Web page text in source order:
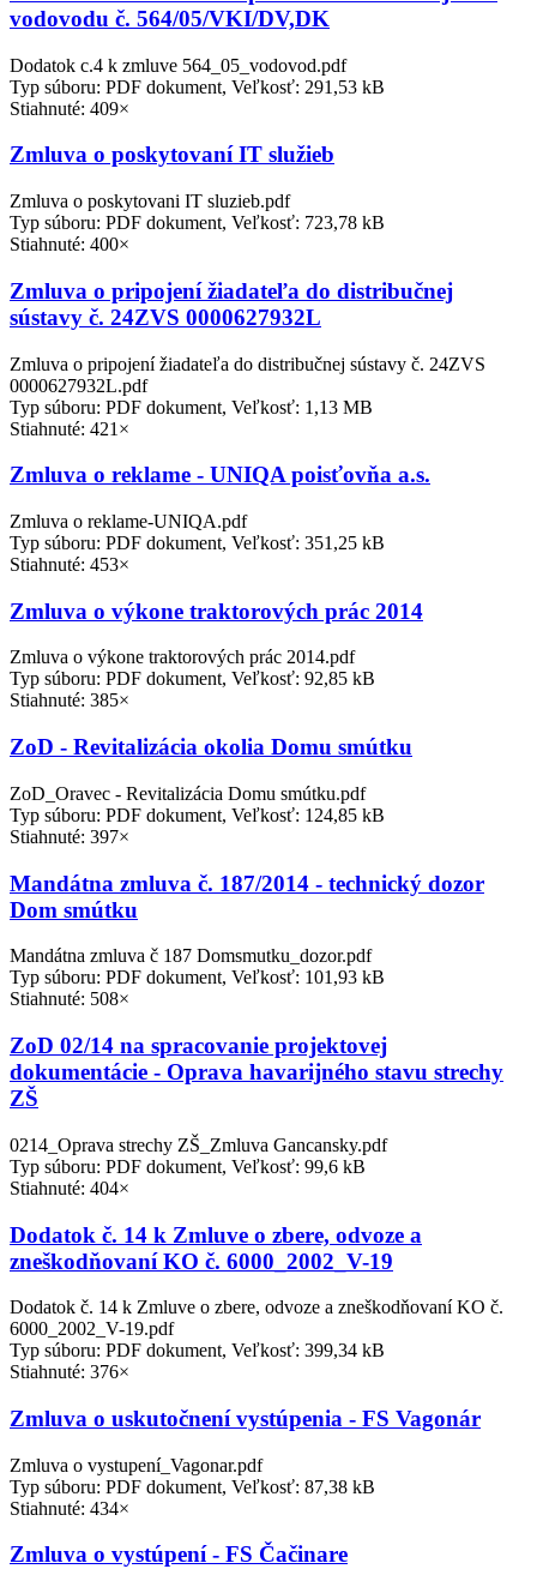
vodovodu č. 564/05/VKI/DV,DK
Dodatok c.4 k zmluve 564_05_vodovod.pdf
Typ súboru: PDF dokument, Veľkosť: 291,53 kB
Stiahnuté: 409×
Zmluva o poskytovaní IT služieb
Zmluva o poskytovani IT sluzieb.pdf
Typ súboru: PDF dokument, Veľkosť: 723,78 kB
Stiahnuté: 400×
Zmluva o pripojení žiadateľa do distribučnej
sústavy č. 24ZVS 0000627932L
Zmluva o pripojení žiadateľa do distribučnej sústavy č. 24ZVS
0000627932L.pdf
Typ súboru: PDF dokument, Veľkosť: 1,13 MB
Stiahnuté: 421×
Zmluva o reklame - UNIQA poisťovňa a.s.
Zmluva o reklame-UNIQA.pdf
Typ súboru: PDF dokument, Veľkosť: 351,25 kB
Stiahnuté: 453×
Zmluva o výkone traktorových prác 2014
Zmluva o výkone traktorových prác 2014.pdf
Typ súboru: PDF dokument, Veľkosť: 92,85 kB
Stiahnuté: 385×
ZoD - Revitalizácia okolia Domu smútku
ZoD_Oravec - Revitalizácia Domu smútku.pdf
Typ súboru: PDF dokument, Veľkosť: 124,85 kB
Stiahnuté: 397×
Mandátna zmluva č. 187/2014 - technický dozor
Dom smútku
Mandátna zmluva č 187 Domsmutku_dozor.pdf
Typ súboru: PDF dokument, Veľkosť: 101,93 kB
Stiahnuté: 508×
ZoD 02/14 na spracovanie projektovej
dokumentácie - Oprava havarijného stavu strechy
ZŠ
0214_Oprava strechy ZŠ_Zmluva Gancansky.pdf
Typ súboru: PDF dokument, Veľkosť: 99,6 kB
Stiahnuté: 404×
Dodatok č. 14 k Zmluve o zbere, odvoze a
zneškodňovaní KO č. 6000_2002_V-19
Dodatok č. 14 k Zmluve o zbere, odvoze a zneškodňovaní KO č.
6000_2002_V-19.pdf
Typ súboru: PDF dokument, Veľkosť: 399,34 kB
Stiahnuté: 376×
Zmluva o uskutočnení vystúpenia - FS Vagonár
Zmluva o vystupení_Vagonar.pdf
Typ súboru: PDF dokument, Veľkosť: 87,38 kB
Stiahnuté: 434×
Zmluva o vystúpení - FS Čačinare